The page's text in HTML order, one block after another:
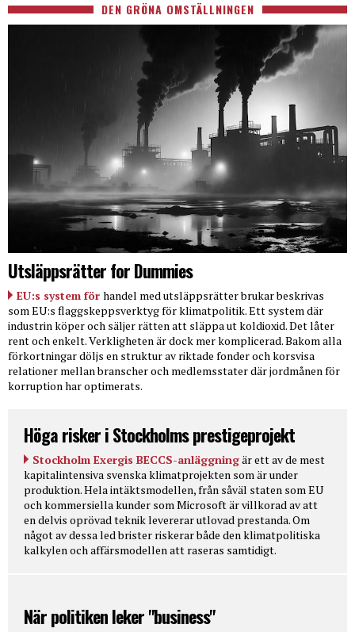
DEN GRÖNA OMSTÄLLNINGEN
Utsläppsrätter for Dummies
EU:s system för handel med utsläppsrätter brukar beskrivas
som EU:s flaggskeppsverktyg för klimatpolitik. Ett system där
industrin köper och säljer rätten att släppa ut koldioxid. Det låter
rent och enkelt. Verkligheten är dock mer komplicerad. Bakom alla
förkortningar döljs en struktur av riktade fonder och korsvisa
relationer mellan branscher och medlemsstater där jordmånen för
korruption har optimerats.
Höga risker i Stockholms prestigeprojekt
Stockholm Exergis BECCS-anläggningär ett av de mest
kapitalintensiva svenska klimatprojekten som är under
produktion. Hela intäktsmodellen, från såväl staten som EU
och kommersiella kunder som Microsoft är villkorad av att
en delvis oprövad teknik levererar utlovad prestanda. Om
något av dessa led brister riskerar både den klimatpolitiska
kalkylen och affärsmodellen att raseras samtidigt.
När politiken leker "business"